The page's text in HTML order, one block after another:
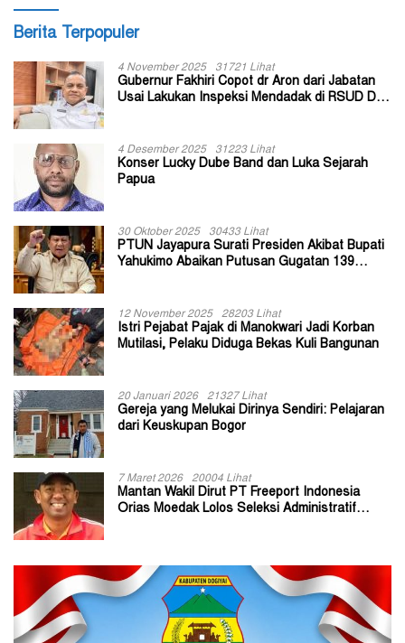
Berita Terpopuler
4 November 2025 31721 Lihat
Gubernur Fakhiri Copot dr Aron dari Jabatan
Usai Lakukan Inspeksi Mendadak di RSUD Dok
4 Desember 2025 31223 Lihat
Konser Lucky Dube Band dan Luka Sejarah
Papua
30 Oktober 2025 30433 Lihat
PTUN Jayapura Surati Presiden Akibat Bupati
Yahukimo Abaikan Putusan Gugatan 139
12 November 2025 28203 Lihat
Istri Pejabat Pajak di Manokwari Jadi Korban
Mutilasi, Pelaku Diduga Bekas Kuli Bangunan
20 Januari 2026 21327 Lihat
Gereja yang Melukai Dirinya Sendiri: Pelajaran
dari Keuskupan Bogor
7 Maret 2026 20004 Lihat
Mantan Wakil Dirut PT Freeport Indonesia
Orias Moedak Lolos Seleksi Administratif